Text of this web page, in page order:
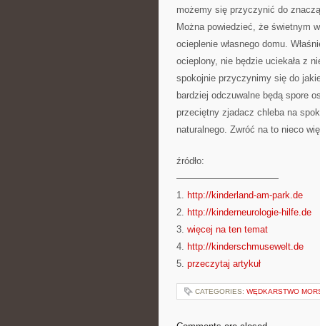
możemy się przyczynić do
Można powiedzieć, że świetnym
ocieplenie własnego domu.
ocieplony, nie będzie uciekała z
spokojnie przyczynimy się do
bardziej odczuwalne będą spore
przeciętny zjadacz chleba na
naturalnego. Zwróć na to nieco
źródło:
———————————
1. http://kinderland-am-park.de
2. http://kinderneurologie-hilfe.de
3. więcej na ten temat
4. http://kinderschmusewelt.de
5. przeczytaj artykuł
CATEGORIES: WĘDKARSTWO